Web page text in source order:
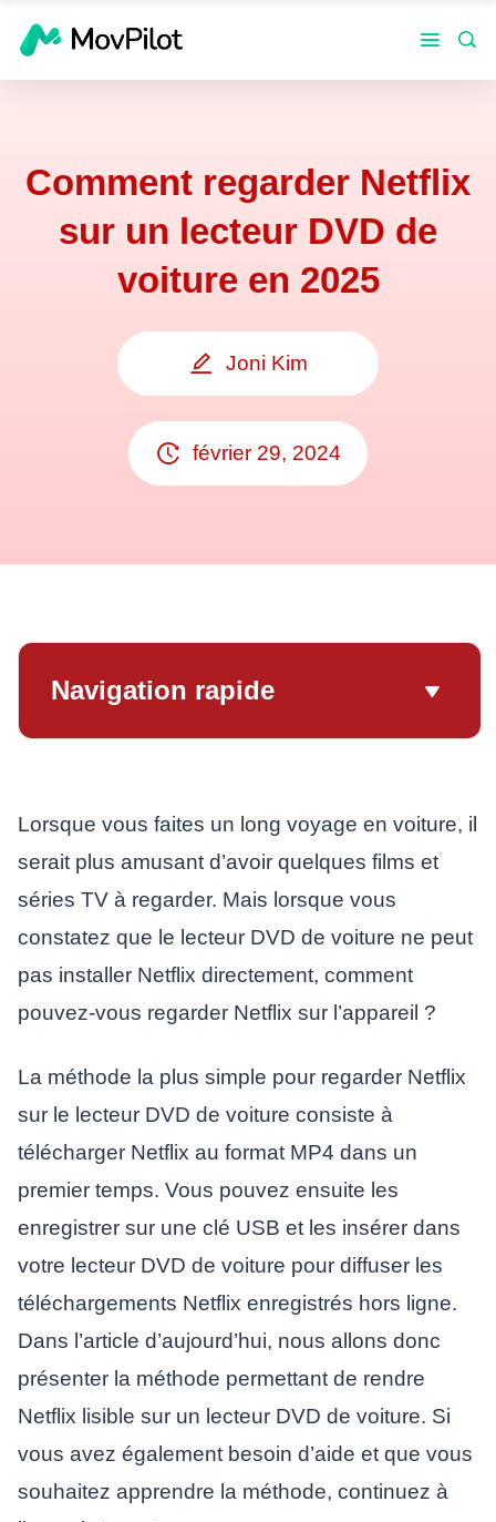
Comment regarder Netflix
sur un lecteur DVD de
voiture en 2025
Joni Kim
février 29, 2024
Navigation rapide
Lorsque vous faites un long voyage en voiture, il
serait plus amusant d’avoir quelques films et
séries TV à regarder. Mais lorsque vous
constatez que le lecteur DVD de voiture ne peut
pas installer Netflix directement, comment
pouvez-vous regarder Netflix sur l’appareil ?
La méthode la plus simple pour regarder Netflix
sur le lecteur DVD de voiture consiste à
télécharger Netflix au format MP4 dans un
premier temps. Vous pouvez ensuite les
enregistrer sur une clé USB et les insérer dans
votre lecteur DVD de voiture pour diffuser les
téléchargements Netflix enregistrés hors ligne.
Dans l’article d’aujourd’hui, nous allons donc
présenter la méthode permettant de rendre
Netflix lisible sur un lecteur DVD de voiture. Si
vous avez également besoin d’aide et que vous
souhaitez apprendre la méthode, continuez à